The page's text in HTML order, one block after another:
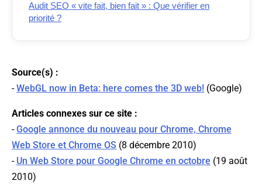
Audit SEO « vite fait, bien fait » : Que vérifier en
priorité ?
Source(s) :
-WebGL now in Beta: here comes the 3D web! (Google)
Articles connexes sur ce site :
-Google annonce du nouveau pour Chrome, Chrome
Web Store et Chrome OS (8 décembre 2010)
- Un Web Store pour Google Chrome en octobre (19 août
2010)